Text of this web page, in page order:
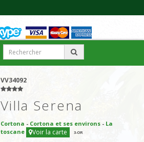
VV34092
Villa Serena
Cortona - Cortona et ses environs - La
toscane
Voir la carte 3-OR